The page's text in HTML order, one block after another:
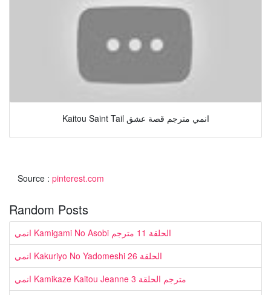
Kaitou Saint Tail انمي مترجم قصة عشق
Source : pinterest.com
Random Posts
انمي Kamigami No Asobi الحلقة 11 مترجم
انمي Kakuriyo No Yadomeshi الحلقة 26
انمي Kamikaze Kaitou Jeanne مترجم الحلقة 3